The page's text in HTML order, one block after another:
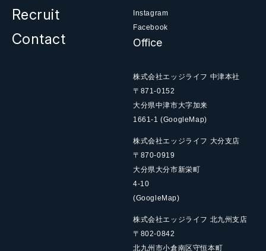
Recruit
Contact
Instagram
Facebook
Office
株式会社エッジライフ 中津本社
〒871-0152
大分県中津市大字加来
1661-1(GoogleMap)
株式会社エッジライフ 大分支店
〒870-0919
大分県大分市新栄町
4-10
(GoogleMap)
株式会社エッジライフ 北九州支店
〒802-0842
北九州市小倉南区守恒本町